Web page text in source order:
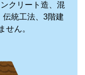
クリート造、混
伝統工法、3階建
せん。